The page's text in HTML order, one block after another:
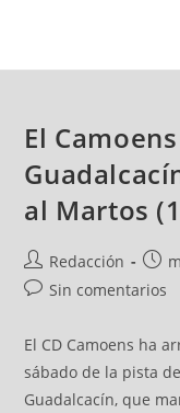
El
al Martos
Redacción
Sin comentarios
El CD Camoens ha
sábado de la pista
Guadalcacín, que